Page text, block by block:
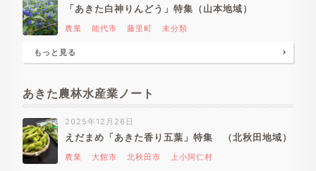
「あきた白神りんどう」特集（山本地域）
農業 能代市 藤里町 未分類
もっと見る
あきた農林水産業ノート
2025年12月26日
えだまめ「あきた香り五葉」特集 （北秋田地域）
農業 大館市 北秋田市 上小阿仁村